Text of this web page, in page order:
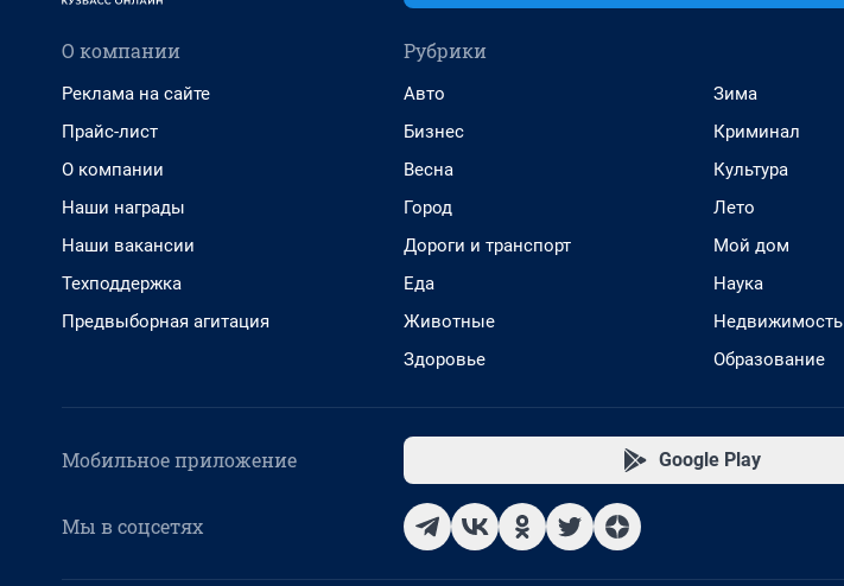
О компании
Реклама на сайте
Прайс-лист
О компании
Наши награды
Наши вакансии
Техподдержка
Предвыборная агитация
Рубрики
Авто
Бизнес
Весна
Город
Дороги и транспорт
Еда
Животные
Здоровье
Зима
Криминал
Культура
Лето
Мой дом
Наука
Недвижимость
Образование
Мобильное приложение Google Play
Мы в соцсетях